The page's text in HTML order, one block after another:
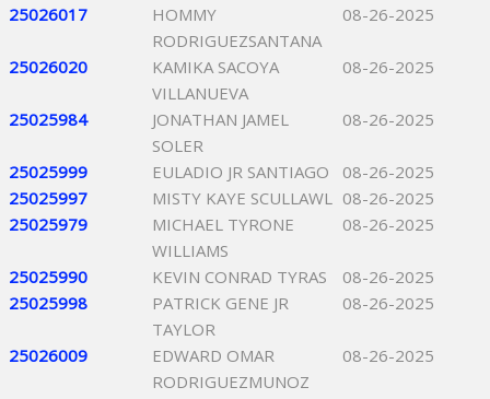
25026017
HOMMY
RODRIGUEZSANTANA
08-26-2025
25026020
KAMIKA SACOYA
VILLANUEVA
08-26-2025
25025984
JONATHAN JAMEL
SOLER
08-26-2025
25025999 EULADIO JR SANTIAGO
08-26-2025
25025997
MISTY KAYE SCULLAWL 08-26-2025
25025979
MICHAEL TYRONE
WILLIAMS
08-26-2025
25025990 KEVIN CONRAD TYRAS
08-26-2025
25025998
PATRICK GENE JR
TAYLOR
08-26-2025
25026009
EDWARD OMAR
RODRIGUEZMUNOZ
08-26-2025